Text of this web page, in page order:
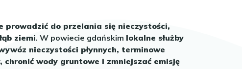
prowadzić do przelania się nieczystości,
ziemi. W powiecie gdańskim lokalne służby
nieczystości płynnych, terminowe
wody gruntowe i zmniejszać emisję